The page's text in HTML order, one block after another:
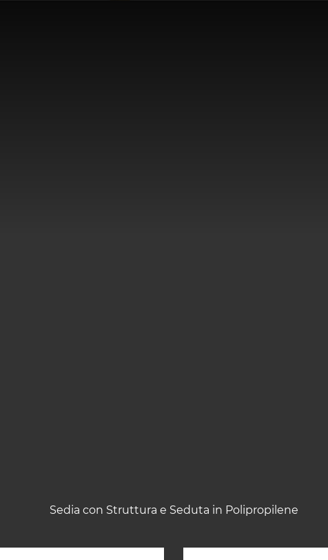
Sedia con Struttura e Seduta in Polipropilene